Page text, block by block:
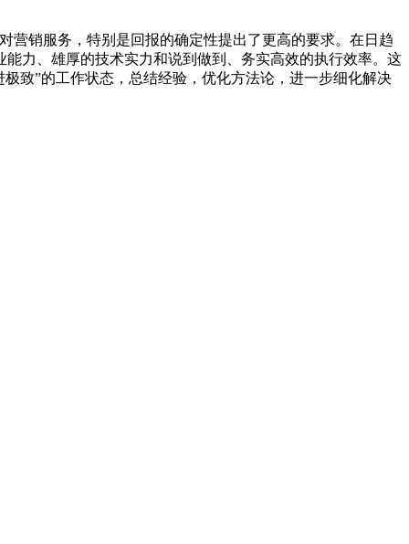
营销服务，特别是回报的确定性提出了更高的要求。在日趋
力、雄厚的技术实力和说到做到、务实高效的执行效率。这
致”的工作状态， 总结经验，优化方法论，进一步细化解决